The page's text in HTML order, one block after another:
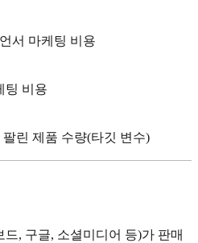
서 마케팅 비용
팅 비용
팔린 제품 수량(타깃 변수)
, 구글, 소셜미디어 등)가 판매